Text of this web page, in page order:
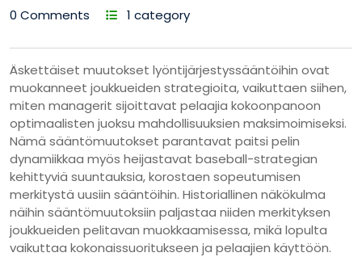
0 Comments
1 category
Äskettäiset muutokset lyöntijärjestyssääntöihin ovat
muokanneet joukkueiden strategioita, vaikuttaen siihen,
miten managerit sijoittavat pelaajia kokoonpanoon
optimaalisten juoksu mahdollisuuksien maksimoimiseksi.
Nämä sääntömuutokset parantavat paitsi pelin
dynamiikkaa myös heijastavat baseball-strategian
kehittyviä suuntauksia, korostaen sopeutumisen
merkitystä uusiin sääntöihin. Historiallinen näkökulma
näihin sääntömuutoksiin paljastaa niiden merkityksen
joukkueiden pelitavan muokkaamisessa, mikä lopulta
vaikuttaa kokonaissuoritukseen ja pelaajien käyttöön.